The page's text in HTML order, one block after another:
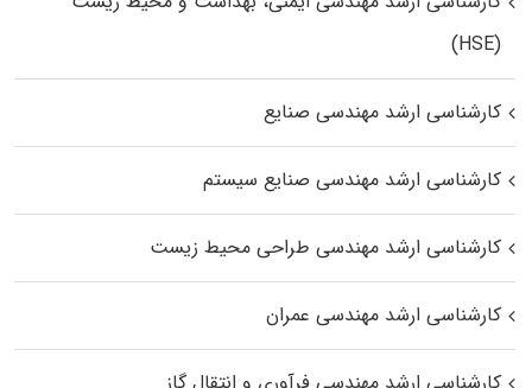
(HSE)
کارشناسی ارشد مهندسی صنایع
کارشناسی ارشد مهندسی صنایع سیستم
کارشناسی ارشد مهندسی طراحی محیط زیست
کارشناسی ارشد مهندسی عمران